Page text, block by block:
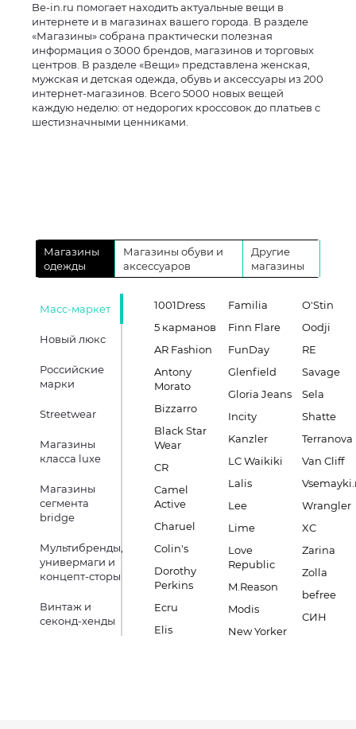
Be-in.ru помогает находить актуальные вещи в
интернете и в магазинах вашего города. В разделе
«Магазины» собрана практически полезная
информация о 3000 брендов, магазинов и торговых
центров. В разделе «Вещи» представлена женская,
мужская и детская одежда, обувь и аксессуары из 200
интернет-магазинов. Всего 5000 новых вещей
каждую неделю: от недорогих кроссовок до платьев с
шестизначными ценниками.
Магазины
одежды
Магазины обуви и
аксессуаров
Другие
магазины
Масс-маркет
Новый люкс
Российские
марки
Streetwear
Магазины
класса luxe
Магазины
сегмента
bridge
Мультибренды,
универмаги и
концепт-сторы
Винтаж и
секонд-хенды
1001Dress
5 карманов
AR Fashion
Antony
Morato
Bizzarro
Black Star
Wear
CR
Camel
Active
Charuel
Colin's
Dorothy
Perkins
Ecru
Elis
Familia
Finn Flare
FunDay
Glenfield
Gloria Jeans
Incity
Kanzler
LC Waikiki
Lalis
Lee
Lime
Love
Republic
M.Reason
Modis
New Yorker
O'Stin
Oodji
RE
Savage
Sela
Shatte
Terranova
Van Cliff
Wrangler
XC
Zarina
Zolla
befree
СИН